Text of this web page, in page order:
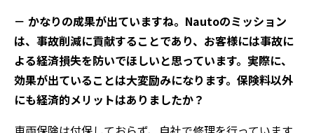
－ かなりの成果が出ていますね。Nautoのミッション
は、事故削減に貢献することであり、お客様には事故に
よる経済損失を防いでほしいと思っています。実際に、
効果が出ていることは大変励みになります。保険料以外
にも経済的メリットはありましたか？